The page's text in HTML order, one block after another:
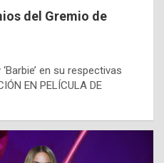
del Gremio de
en su respectivas
EN PELÍCULA DE